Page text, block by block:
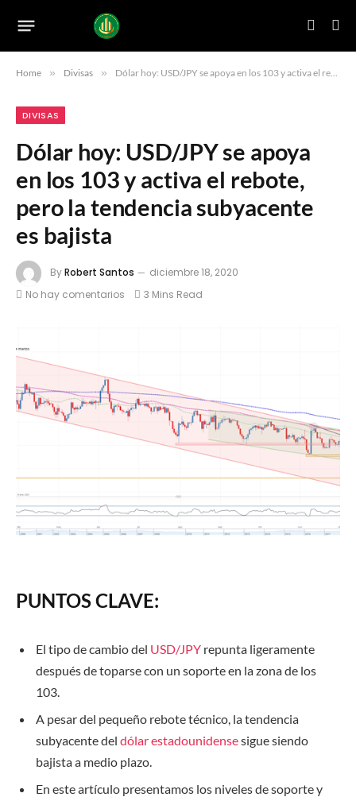
Home » Divisas » Dólar hoy: USD/JPY se apoya en los 103 y activa el rebote, pero la tendencia subyacente es bajista
DIVISAS
Dólar hoy: USD/JPY se apoya
en los 103 y activa el rebote,
pero la tendencia subyacente
es bajista
ByRobert Santos
diciembre 18, 2020
No hay comentarios
3 Mins Read
PUNTOS CLAVE:
El tipo de cambio del USD/JPY repunta ligeramente
después de toparse con un soporte en la zona de los
103.
A pesar del pequeño rebote técnico, la tendencia
subyacente del dólar estadounidensesigue siendo
bajista a medio plazo.
En este artículo presentamos los niveles de soporte y